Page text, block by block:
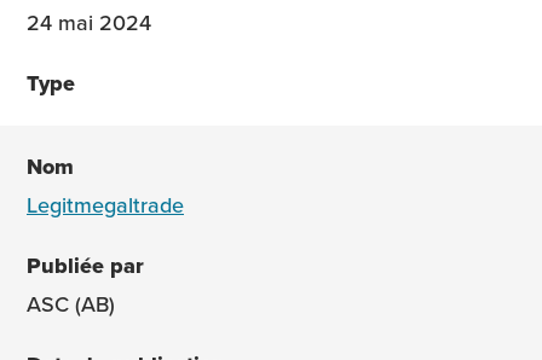
24 mai 2024
Legitmegaltrade
ASC (AB)